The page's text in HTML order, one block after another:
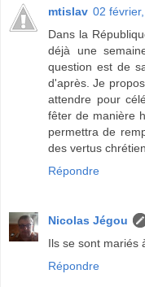
mtislav 02
Dans la
déjà une
question est de
d'après. Je
attendre pour
fêter de manière
permettra de
des vertus
Répondre
Nicolas Jégou
Ils se sont mariés
Répondre